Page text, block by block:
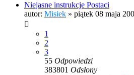
Niejasne instrukcje Postaci
autor: Misiek » piątek 08 maja
1
2
3
55 Odpowiedzi
383801 Odsłony